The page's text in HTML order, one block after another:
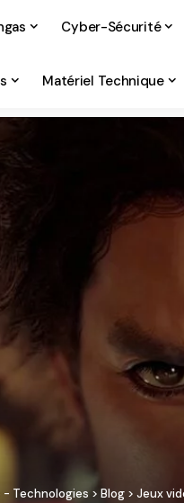
Cyber-Sécurité
Matériel Technique
Technologies > Blog > Jeux